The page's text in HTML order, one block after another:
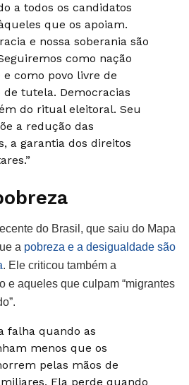
a todos os candidatos
que os apoiam.
e nossa soberania são
como nação
e como povo livre de
tutela. Democracias
do ritual eleitoral. Seu
a redução das
a garantia dos direitos
do Brasil, que saiu do Mapa
a pobreza e a desigualdade são
. Ele criticou também a
e aqueles que culpam “migrantes
falha quando as
menos que os
pelas mãos de
Ela perde quando